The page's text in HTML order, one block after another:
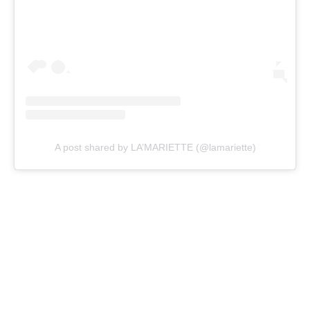
A post shared by LA’MARIETTE (@lamariette)